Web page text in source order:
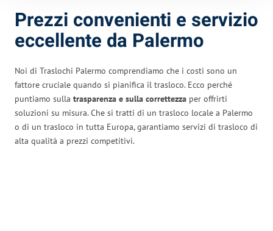
Prezzi convenienti e servizio
eccellente da Palermo
Noi di Traslochi Palermo comprendiamo che i costi sono un
fattore cruciale quando si pianifica il trasloco. Ecco perché
puntiamo sulla trasparenza e sulla correttezza per offrirti
soluzioni su misura. Che si tratti di un trasloco locale a Palermo
o di un trasloco in tutta Europa, garantiamo servizi di trasloco di
alta qualità a prezzi competitivi.